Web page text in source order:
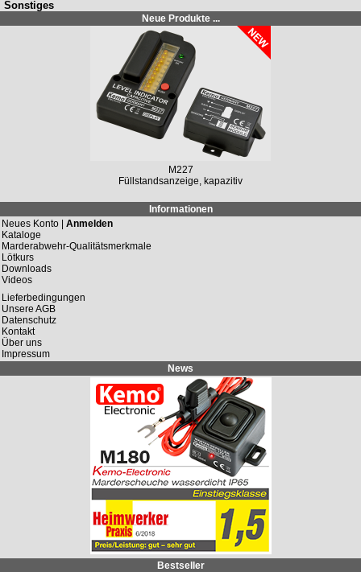
Sonstiges
Neue Produkte ...
M227
Füllstandsanzeige, kapazitiv
Informationen
Neues Konto | Anmelden
Kataloge
Marderabwehr-Qualitätsmerkmale
Lötkurs
Downloads
Videos
Lieferbedingungen
Unsere AGB
Datenschutz
Kontakt
Über uns
Impressum
News
Bestseller